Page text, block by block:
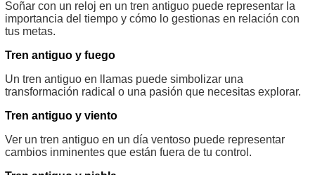
Soñar con un reloj en un tren antiguo puede representar la
importancia del tiempo y cómo lo gestionas en relación con
tus metas.
Tren antiguo y fuego
Un tren antiguo en llamas puede simbolizar una
transformación radical o una pasión que necesitas explorar.
Tren antiguo y viento
Ver un tren antiguo en un día ventoso puede representar
cambios inminentes que están fuera de tu control.